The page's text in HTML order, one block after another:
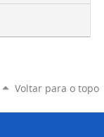
Voltar para o topo